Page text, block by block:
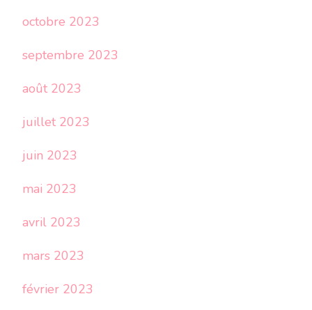
octobre 2023
septembre 2023
août 2023
juillet 2023
juin 2023
mai 2023
avril 2023
mars 2023
février 2023